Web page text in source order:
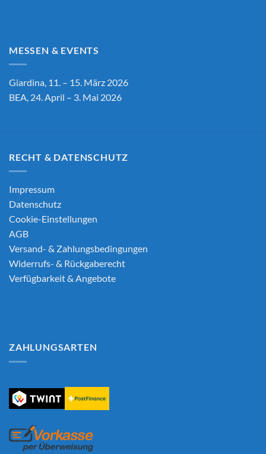
MESSEN & EVENTS
Giardina, 11. – 15. März 2026
BEA, 24. April – 3. Mai 2026
RECHT & DATENSCHUTZ
Impressum
Datenschutz
Cookie-Einstellungen
AGB
Versand- & Zahlungsbedingungen
Widerrufs- & Rückgaberecht
Verfügbarkeit & Angebote
ZAHLUNGSARTEN